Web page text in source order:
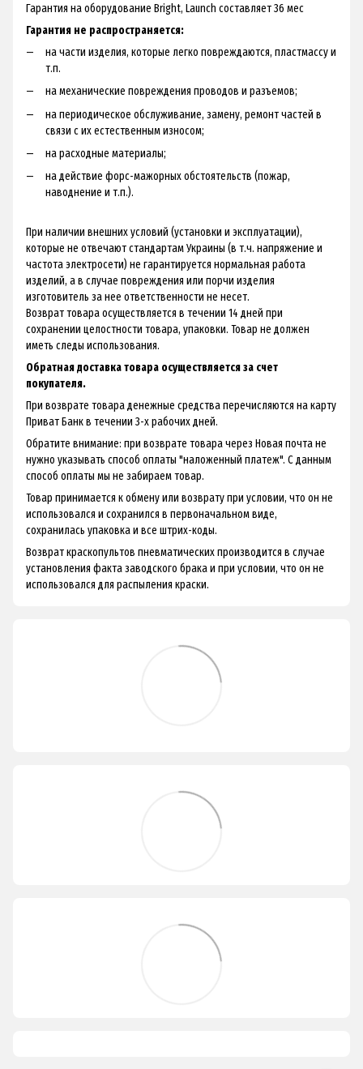
Гарантия на оборудование Bright, Launch составляет 36 мес
Гарантия не распространяется:
на части изделия, которые легко повреждаются, пластмассу и
т.п.
на механические повреждения проводов и разъемов;
на периодическое обслуживание, замену, ремонт частей в
связи с их естественным износом;
на расходные материалы;
на действие форс-мажорных обстоятельств (пожар,
наводнение и т.п.).
При наличии внешних условий (установки и эксплуатации),
которые не отвечают стандартам Украины (в т.ч. напряжение и
частота электросети) не гарантируется нормальная работа
изделий, а в случае повреждения или порчи изделия
изготовитель за нее ответственности не несет.
Возврат товара осуществляется в течении 14 дней при
сохранении целостности товара, упаковки. Товар не должен
иметь следы использования.
Обратная доставка товара осуществляется за счет
покупателя.
При возврате товара денежные средства перечисляются на карту
Приват Банк в течении 3-х рабочих дней.
Обратите внимание: при возврате товара через Новая почта не
нужно указывать способ оплаты "наложенный платеж". С данным
способ оплаты мы не забираем товар.
Товар принимается к обмену или возврату при условии, что он не
использовался и сохранился в первоначальном виде,
сохранилась упаковка и все штрих-коды.
Возврат краскопультов пневматических производится в случае
установления факта заводского брака и при условии, что он не
использовался для распыления краски.